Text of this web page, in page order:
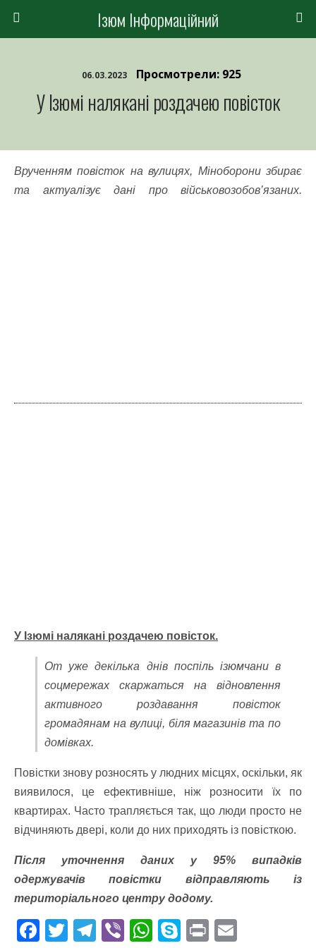
Ізюм Інформаційний
06.03.2023 Просмотрели: 925
У Ізюмі налякані роздачею повісток
Врученням повісток на вулицях, Міноборони збирає
та актуалізує дані про військовозобов’язаних.
У Ізюмі налякані роздачею повісток.
От уже декілька днів поспіль ізюмчани в
соцмережах скаржаться на відновлення
активного роздавання повісток
громадянам на вулиці, біля магазинів та по
домівках.
Повістки знову розносять у людних місцях, оскільки, як
виявилося, це ефективніше, ніж розносити їх по
квартирах. Часто трапляється так, що люди просто не
відчиняють двері, коли до них приходять із повісткою.
Після уточнення даних у 95% випадків
одержувачів повістки відправляють із
територіального центру додому.
F T T Vi W S Pr